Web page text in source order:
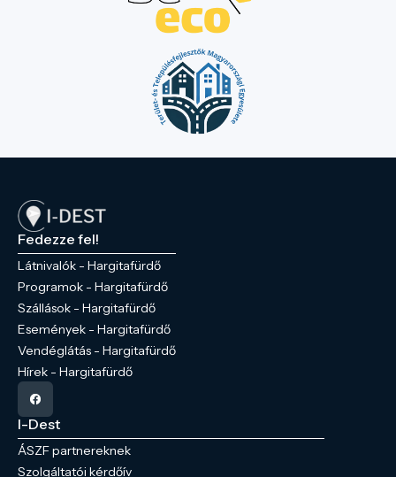
Fedezze fel!
Látnivalók - Hargitafürdő
Programok - Hargitafürdő
Szállások - Hargitafürdő
Események - Hargitafürdő
Vendéglátás - Hargitafürdő
Hírek - Hargitafürdő
I-Dest
ÁSZF partnereknek
Szolgáltatói kérdőív